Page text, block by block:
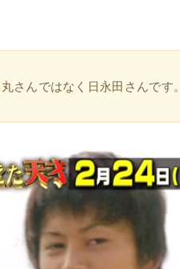
さんではなく日永田さんです。